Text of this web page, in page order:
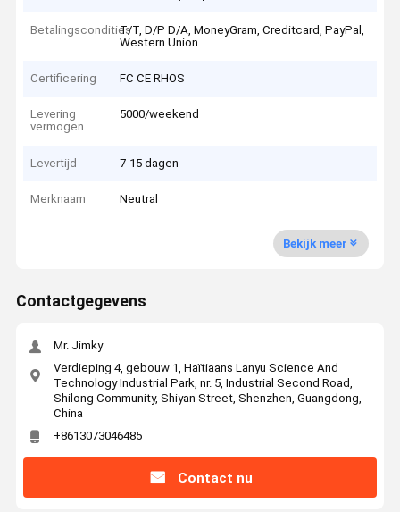
BetalingsconditiesT/T, D/P D/A, MoneyGram, Creditcard, PayPal,
Western Union
Certificering FC CE RHOS
Levering
vermogen
5000/weekend
Levertijd 7-15 dagen
Merknaam Neutral
Bekijk meer
Contactgegevens
Mr. Jimky
Verdieping 4, gebouw 1, Haïtiaans Lanyu Science And
Technology Industrial Park, nr. 5, Industrial Second Road,
Shilong Community, Shiyan Street, Shenzhen, Guangdong,
China
+8613073046485
Contact nu